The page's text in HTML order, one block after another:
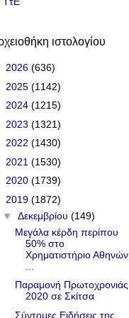
ιστολογίου
2026 (636)
2025 (1142)
2024 (1215)
2023 (1321)
2022 (1430)
2021 (1530)
2020 (1739)
2019 (1872)
▼ Δεκεμβρίου (149)
Μεγάλα κέρδη περίπου
50% στο
Χρηματιστήριο Αθηνών
Παραμονή Πρωτοχρονιάς
2020 σε Σκίτσα
Σύντομες Ειδήσεις της